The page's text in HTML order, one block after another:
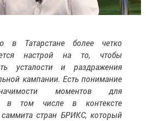
в Татарстане более четко
настрой на то, чтобы
усталости и раздражения
кампании. Есть понимание
моментов для
в том числе в контексте
стран БРИКС, который